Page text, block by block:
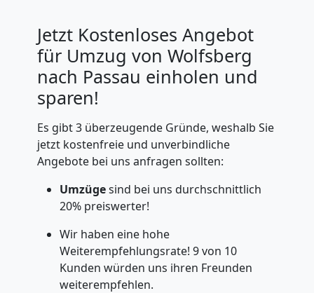
Jetzt Kostenloses Angebot
für Umzug von Wolfsberg
nach Passau einholen und
sparen!
Es gibt 3 überzeugende Gründe, weshalb Sie
jetzt kostenfreie und unverbindliche
Angebote bei uns anfragen sollten:
Umzügesind bei uns durchschnittlich
20% preiswerter!
Wir haben eine hohe
Weiterempfehlungsrate! 9 von 10
Kunden würden uns ihren Freunden
weiterempfehlen.